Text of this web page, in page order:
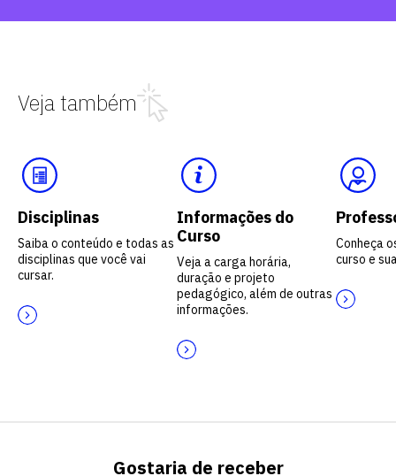
Veja também
Disciplinas
Saiba o conteúdo e todas as
disciplinas que você vai
cursar.
Informações do
Curso
Veja a carga horária,
duração e projeto
pedagógico, além de outras
informações.
Conheça
curso e
Gostaria de receber